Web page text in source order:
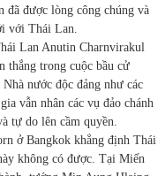
đã được lòng công chúng và
với Thái Lan.
Lan Anutin Charnvirakul
thắng trong cuộc bầu cử
nước độc đảng như các
vẫn nhân các vụ đảo chánh
tự do lên cầm quyền.
ở Bangkok khẳng định Thái
không có được. Tại Miến